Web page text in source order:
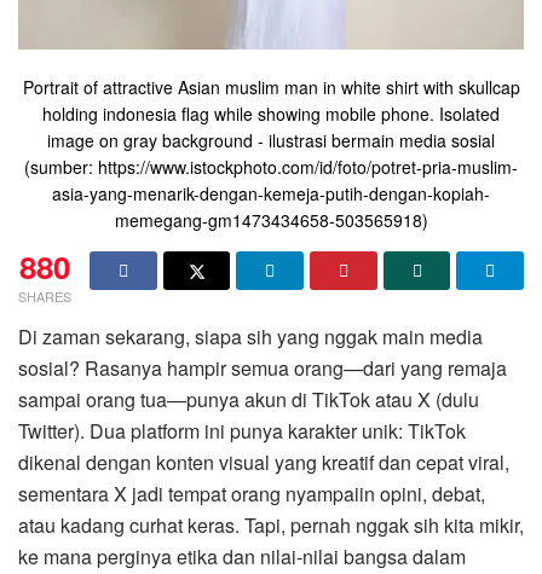
Portrait of attractive Asian muslim man in white shirt with skullcap
holding indonesia flag while showing mobile phone. Isolated
image on gray background - ilustrasi bermain media sosial
(sumber: https://www.istockphoto.com/id/foto/potret-pria-muslim-
asia-yang-menarik-dengan-kemeja-putih-dengan-kopiah-
memegang-gm1473434658-503565918)
880
SHARES
Di zaman sekarang, siapa sih yang nggak main media
sosial? Rasanya hampir semua orang—dari yang remaja
sampai orang tua—punya akun di TikTok atau X (dulu
Twitter). Dua platform ini punya karakter unik: TikTok
dikenal dengan konten visual yang kreatif dan cepat viral,
sementara X jadi tempat orang nyampaiin opini, debat,
atau kadang curhat keras. Tapi, pernah nggak sih kita mikir,
ke mana perginya etika dan nilai-nilai bangsa dalam